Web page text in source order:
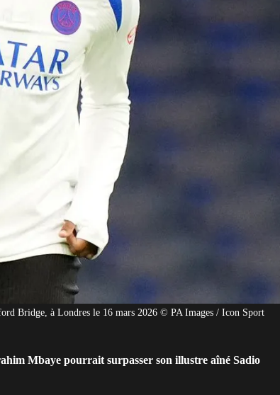
Bridge, à Londres le 16 mars 2026 © PA Images / Icon Sport
Mbaye pourrait surpasser son illustre aîné Sadio